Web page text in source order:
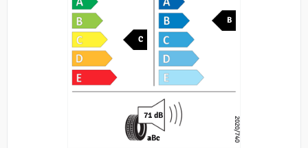
C
B
71 dB
2020/740
aBc